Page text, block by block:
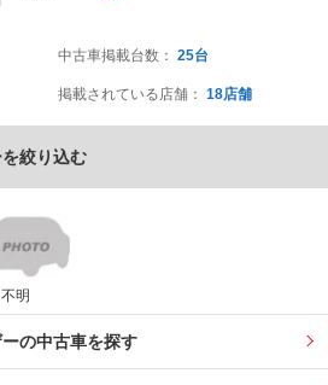
中古車掲載台数： 25台
掲載されている店舗： 18店舗
絞り込む
不明
の中古車を探す